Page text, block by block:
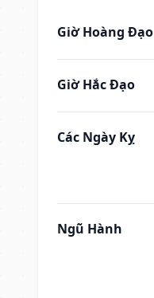
Giờ Hoàng Đạo
Giờ Hắc Đạo
Các Ngày Kỵ
Ngũ Hành